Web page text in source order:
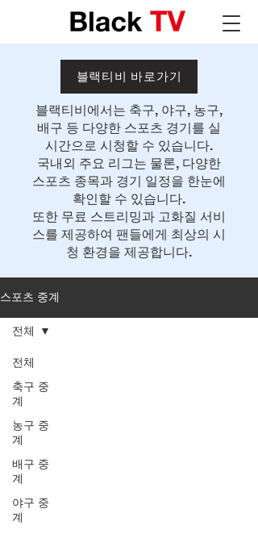
블랙티비 바로가기
블랙티비에서는 축구, 야구, 농구,
배구 등 다양한 스포츠 경기를 실
시간으로 시청할 수 있습니다.
국내외 주요 리그는 물론, 다양한
스포츠 종목과 경기 일정을 한눈에
확인할 수 있습니다.
또한 무료 스트리밍과 고화질 서비
스를 제공하여 팬들에게 최상의 시
청 환경을 제공합니다.
스포츠 중계
전체
축구 중
계
농구 중
계
배구 중
계
야구 중
계
전체